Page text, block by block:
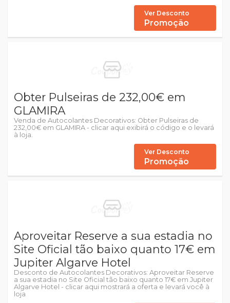
Ver Desconto
Promoção
Obter Pulseiras de 232,00€ em
GLAMIRA
Venda de Autocolantes Decorativos: Obter Pulseiras de
232,00€ em GLAMIRA - clicar aqui exibirá o código e o levará
à loja.
Ver Desconto
Promoção
Aproveitar Reserve a sua estadia no
Site Oficial tão baixo quanto 17€ em
Jupiter Algarve Hotel
Desconto de Autocolantes Decorativos: Aproveitar Reserve
a sua estadia no Site Oficial tão baixo quanto 17€ em Jupiter
Algarve Hotel - clicar aqui mostrará a oferta e levará você à
loja